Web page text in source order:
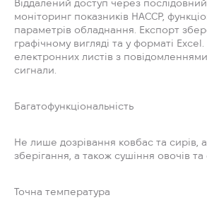
Віддалений доступ через
моніторинг показників HACCР,
параметрів обладнання. Експорт
графічному вигляді та у форматі
електронних листів з
сигнали.
Багатофункціональність
Не лише дозрівання ковбас та сирів,
зберігання, а також сушіння овочів та
Точна температура